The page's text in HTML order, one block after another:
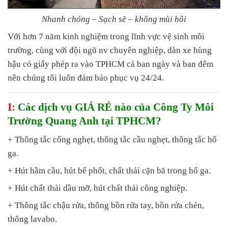
Nhanh chóng – Sạch sẽ – không mùi hôi
Với hơn 7 năm kinh nghiệm trong lĩnh vực vệ sinh môi
trường, cùng với đội ngũ nv chuyên nghiệp, dàn xe hùng
hậu có giấy phép ra vào TPHCM cả ban ngày và ban đêm
nên chúng tôi luôn đảm bảo phục vụ 24/24.
I: Các dịch vụ GIÁ RẺ nào của Công Ty Môi
Trường Quang Anh tại TPHCM?
+ Thông tắc cống nghẹt, thông tắc cầu nghẹt, thông tắc hố
ga.
+ Hút hầm cầu, hút bể phốt, chất thải cặn bã trong hố ga.
+ Hút chất thải dầu mỡ, hút chất thải công nghiệp.
+ Thông tắc chậu rửa, thông bồn rửa tay, bồn rửa chén,
thông lavabo.